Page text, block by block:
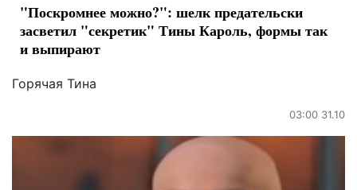
"Поскромнее можно?": шелк предательски
засветил "секретик" Тины Кароль, формы так
и выпирают
Горячая Тина
03:00 31.10